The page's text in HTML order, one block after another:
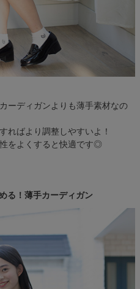
ーディガンよりも薄手素材なの
ればより調整しやすいよ！
をよくすると快適です◎
る！薄手カーディガン